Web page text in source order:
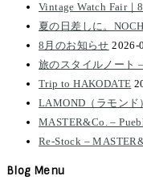
Vintage Watch Fair｜
夏の日差しに。
8月のお知らせ 2026-
旅のスタイルノート
Trip to HAKODATE
LAMOND（ラモンド
MASTER&Co. –
Re-Stock –
Blog Menu